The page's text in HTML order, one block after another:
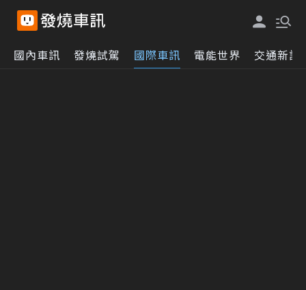
國內車訊 發燒試駕 國際車訊 電能世界 交通新訊